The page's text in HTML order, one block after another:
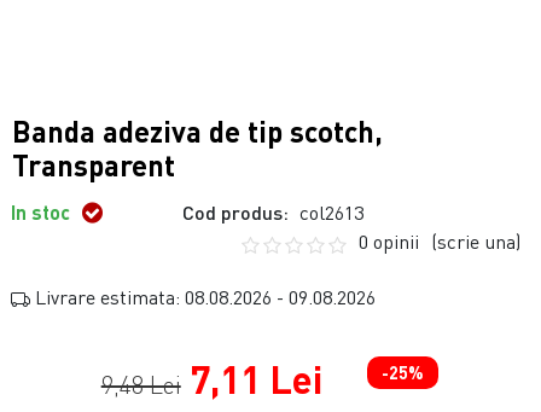
Banda adeziva de tip scotch,
Transparent
In stoc Cod produs: col2613
0 opinii (scrie una)
Livrare estimata: 08.08.2026 - 09.08.2026
9,48 Lei 7,11 Lei -25%